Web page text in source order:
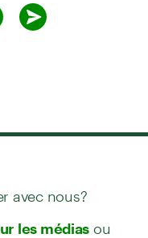
avec nous?
les médias ou